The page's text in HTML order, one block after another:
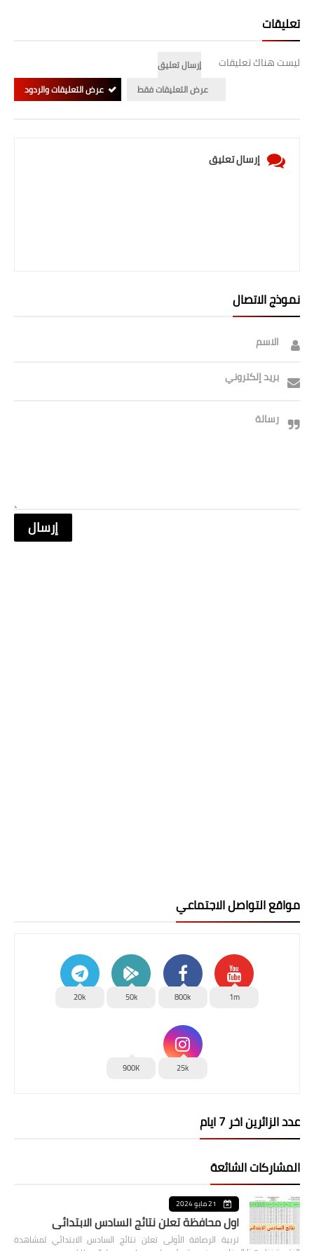
تعليقات
ليست هناك تعليقات
إرسال تعليق
عرض التعليقات فقط
عرض التعليقات والردود
إرسال تعليق
نموذج الاتصال
الاسم
بريد إلكتروني
رسالة
مواقع التواصل الاجتماعي
1m
800k
50k
20k
25k
900K
عدد الزائرين اخر 7 ايام
المشاركات الشائعة
21 مايو 2024
اول محافظة تعلن نتائج السادس الابتدائي
تربية الرصافة الأولى تعلن نتائج السادس الابتدائي لمشاهدة